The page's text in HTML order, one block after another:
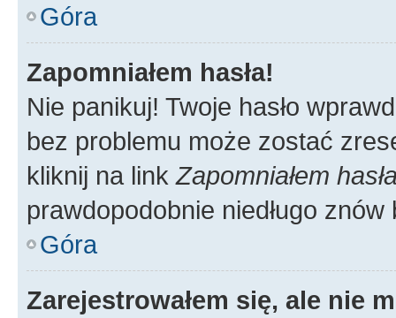
Góra
Zapomniałem hasła!
Nie panikuj! Twoje hasło
bez problemu może zostać
kliknij na link Zapomniałem
prawdopodobnie niedługo
Góra
Zarejestrowałem się, ale nie